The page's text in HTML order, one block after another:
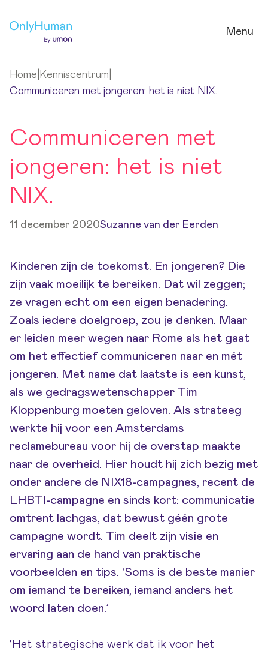
Menu
Home Kenniscentrum
Communiceren met jongeren: het is niet NIX.
Communiceren met
jongeren: het is niet
NIX.
11 december 2020Suzanne van der Eerden
Kinderen zijn de toekomst. En jongeren? Die
zijn vaak moeilijk te bereiken. Dat wil zeggen;
ze vragen echt om een eigen benadering.
Zoals iedere doelgroep, zou je denken. Maar
er leiden meer wegen naar Rome als het gaat
om het effectief communiceren naar en mét
jongeren. Met name dat laatste is een kunst,
als we gedragswetenschapper Tim
Kloppenburg moeten geloven. Als strateeg
werkte hij voor een Amsterdams
reclamebureau voor hij de overstap maakte
naar de overheid. Hier houdt hij zich bezig met
onder andere de NIX18-campagnes, recent de
LHBTI-campagne en sinds kort: communicatie
omtrent lachgas, dat bewust géén grote
campagne wordt. Tim deelt zijn visie en
ervaring aan de hand van praktische
voorbeelden en tips. ‘Soms is de beste manier
om iemand te bereiken, iemand anders het
woord laten doen.’
‘Het strategische werk dat ik voor het